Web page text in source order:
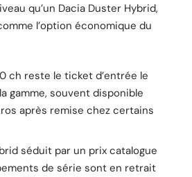
qu’un Dacia Duster Hybrid,
l’option économique du
ch reste le ticket d’entrée le
gamme, souvent disponible
après remise chez certains
séduit par un prix catalogue
de série sont en retrait